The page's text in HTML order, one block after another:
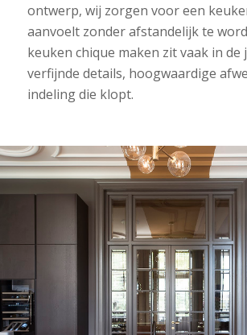
ontwerp, wij zorgen voor een
aanvoelt zonder afstandelijk te
keuken chique maken zit vaak in de
verfijnde details, hoogwaardige
indeling die klopt.